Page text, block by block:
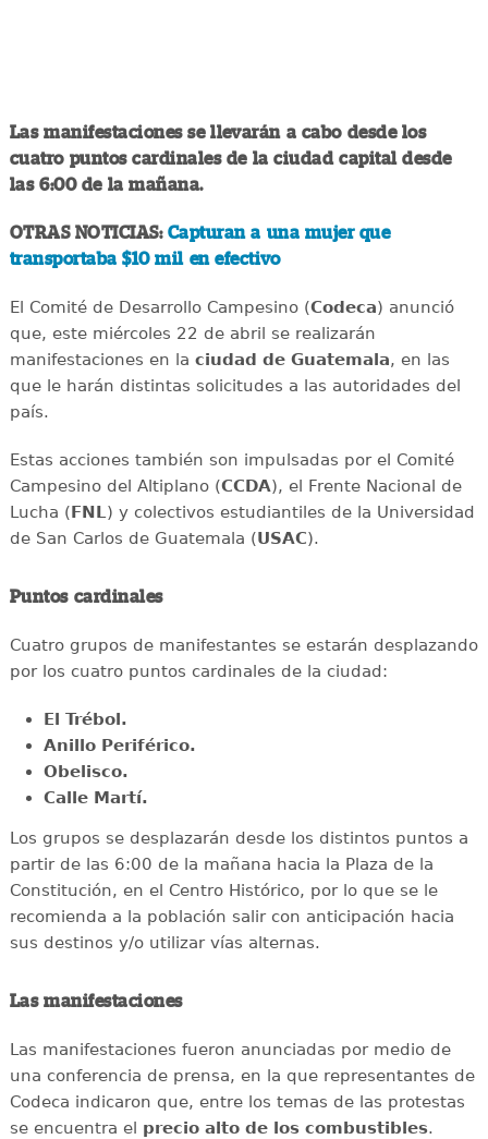
Las manifestaciones se llevarán a cabo desde los
cuatro puntos cardinales de la ciudad capital desde
las 6:00 de la mañana.
OTRAS NOTICIAS: Capturan a una mujer que
transportaba $10 mil en efectivo
El Comité de Desarrollo Campesino (Codeca) anunció
que, este miércoles 22 de abril se realizarán
manifestaciones en la ciudad de Guatemala, en las
que le harán distintas solicitudes a las autoridades del
país.
Estas acciones también son impulsadas por el Comité
Campesino del Altiplano (CCDA), el Frente Nacional de
Lucha (FNL) y colectivos estudiantiles de la Universidad
de San Carlos de Guatemala (USAC).
Puntos cardinales
Cuatro grupos de manifestantes se estarán desplazando
por los cuatro puntos cardinales de la ciudad:
El Trébol.
Anillo Periférico.
Obelisco.
Calle Martí.
Los grupos se desplazarán desde los distintos puntos a
partir de las 6:00 de la mañana hacia la Plaza de la
Constitución, en el Centro Histórico, por lo que se le
recomienda a la población salir con anticipación hacia
sus destinos y/o utilizar vías alternas.
Las manifestaciones
Las manifestaciones fueron anunciadas por medio de
una conferencia de prensa, en la que representantes de
Codeca indicaron que, entre los temas de las protestas
se encuentra el precio alto de los combustibles.